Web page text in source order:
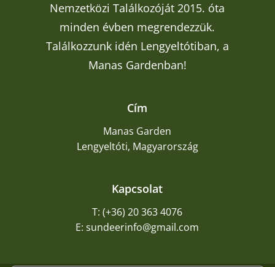
Nemzetközi Találkozóját 2015. óta
minden évben megrendezzük.
Találkozzunk idén Lengyeltótiban, a
Manas Gardenban!
Cím
Manas Garden
Lengyeltóti, Magyarország
Kapcsolat
T: (+36) 20 363 4076
E: sundeerinfo@gmail.com